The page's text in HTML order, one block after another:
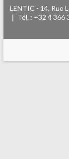
LENTIC - 14, Rue
❘ Tél. : +32 4